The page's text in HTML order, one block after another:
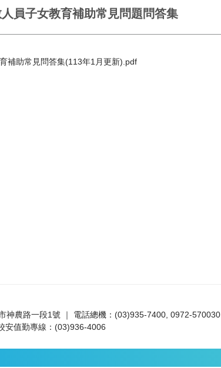
員子女教育補助常見問題問答集
補助常見問答集(113年1月更新).pdf
神農路一段1號 ｜ 電話總機：(03)935-7400, 0972-570030
安值勤專線：(03)936-4006